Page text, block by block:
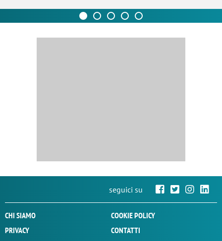
seguici su
CHI SIAMO
COOKIE POLICY
PRIVACY
CONTATTI